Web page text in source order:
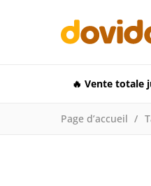
🔥 Vente totale
Page d’accueil